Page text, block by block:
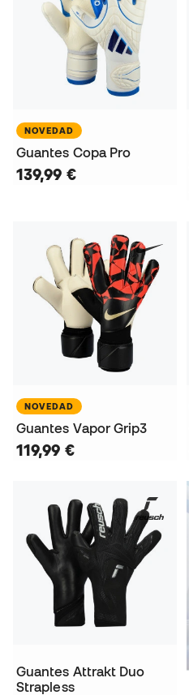
NOVEDAD
Guantes Copa Pro
139,99 €
NOVEDAD
Guantes Vapor Grip3
119,99 €
Guantes Attrakt Duo
Strapless